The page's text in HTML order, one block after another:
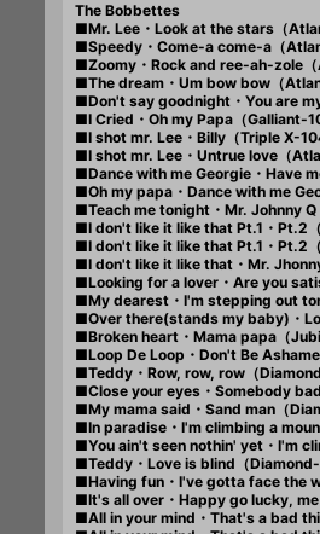
The Bobbettes
■Mr. Lee・Look at the stars（
■Speedy・Come-a come-a（
■Zoomy・Rock and ree-ah-zole
■The dream・Um bow bow（
■Don't say goodnight・You are
■I Cried・Oh my Papa（Galliant-
■I shot mr. Lee・Billy（Triple X-
■I shot mr. Lee・Untrue love（
■Dance with me Georgie・Have
■Oh my papa・Dance with me
■Teach me tonight・Mr. Johnny
■I don't like it like that Pt.1・Pt.2
■I don't like it like that Pt.1・Pt.2
■I don't like it like that・Mr.
■Looking for a lover・Are you
■My dearest・I'm stepping out
■Over there(stands my baby)・
■Broken heart・Mama papa（
■Loop De Loop・Don't Be
■Teddy・Row, row, row（
■Close your eyes・Somebody
■My mama said・Sand man（
■In paradise・I'm climbing a
■You ain't seen nothin' yet・I'm
■Teddy・Love is blind（
■Having fun・I've gotta face the
■It's all over・Happy go lucky,
■All in your mind・That's a bad